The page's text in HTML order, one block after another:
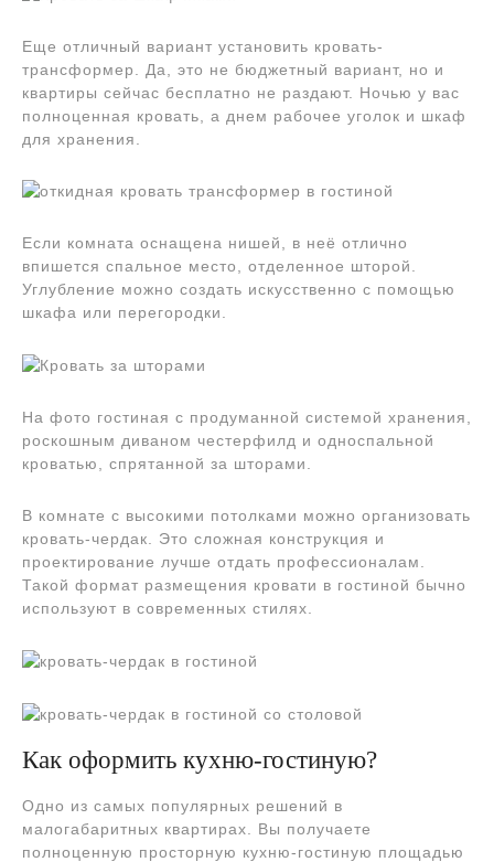
Еще отличный вариант установить кровать-
трансформер. Да, это не бюджетный вариант, но и
квартиры сейчас бесплатно не раздают. Ночью у вас
полноценная кровать, а днем рабочее уголок и шкаф
для хранения.
Если комната оснащена нишей, в неё отлично
впишется спальное место, отделенное шторой.
Углубление можно создать искусственно с помощью
шкафа или перегородки.
На фото гостиная с продуманной системой хранения,
роскошным диваном честерфилд и односпальной
кроватью, спрятанной за шторами.
В комнате с высокими потолками можно организовать
кровать-чердак. Это сложная конструкция и
проектирование лучше отдать профессионалам.
Такой формат размещения кровати в гостиной бычно
используют в современных стилях.
Как оформить кухню-гостиную?
Одно из самых популярных решений в
малогабаритных квартирах. Вы получаете
полноценную просторную кухню-гостиную площадью